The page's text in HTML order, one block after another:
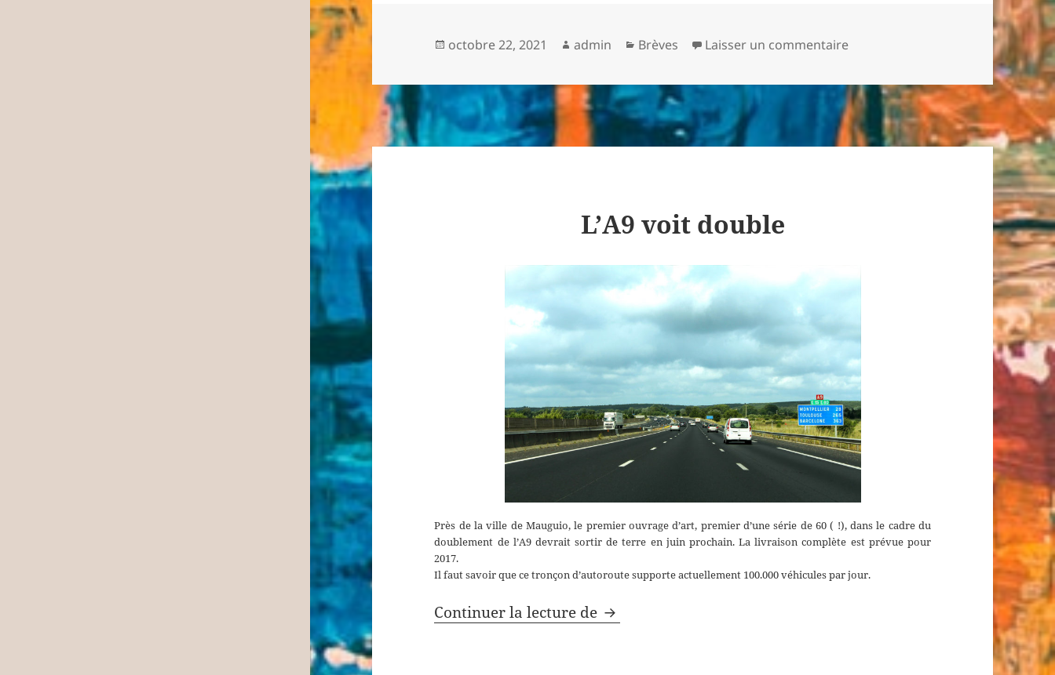
Publié
octobre 22, 2021 Auteur
admin Catégories
Brèves Laisser un commentairesur Fromagerie à Villeveyrac
L’A9 voit double
Près de la ville de Mauguio, le premier ouvrage d’art, premier d’une série de 60 ( !), dans le cadre du
doublement de l’A9 devrait sortir de terre en juin prochain. La livraison complète est prévue pour
2017.
Il faut savoir que ce tronçon d’autoroute supporte actuellement 100.000 véhicules par jour.
Continuer la lecture de L’A9 voit double